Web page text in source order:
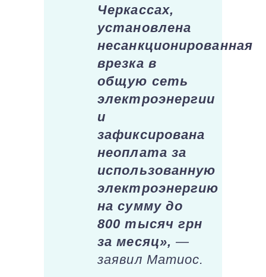
Черкассах,
установлена
несанкционированная
врезка в
общую сеть
электроэнергии
и
зафиксирована
неоплата за
использованную
электроэнергию
на сумму до
800 тысяч грн
за месяц», —
заявил Матиос.